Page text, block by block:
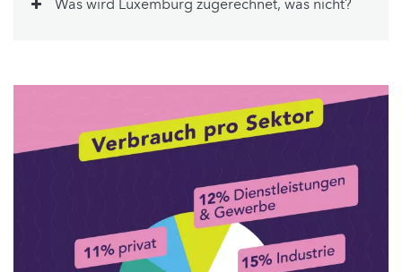
Was wird Luxemburg zugerechnet, was nicht?